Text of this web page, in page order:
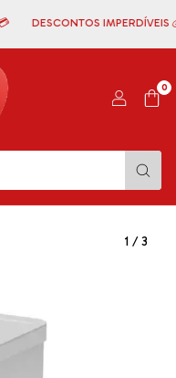
DESCONTOS IMPERDÍVEIS 💰
0
1 /3